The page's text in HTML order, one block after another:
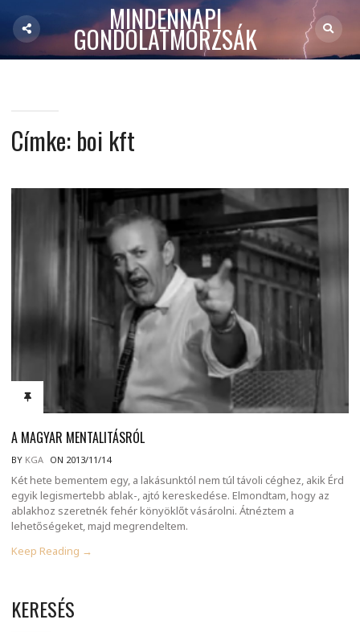
MINDENNAPI
GONDOLATMORZSÁK
Címke: boi kft
A MAGYAR MENTALITÁSRÓL
BY KGA ON 2013/11/14
Két hete bementem egy, a lakásunktól nem túl távoli céghez, akik Érd
egyik legismertebb ablak-, ajtó kereskedése. Elmondtam, hogy az
ablakhoz szeretnék fehér könyöklőt vásárolni. Átnéztem a
lehetőségeket, majd megrendeltem.
Keep Reading →
KERESÉS